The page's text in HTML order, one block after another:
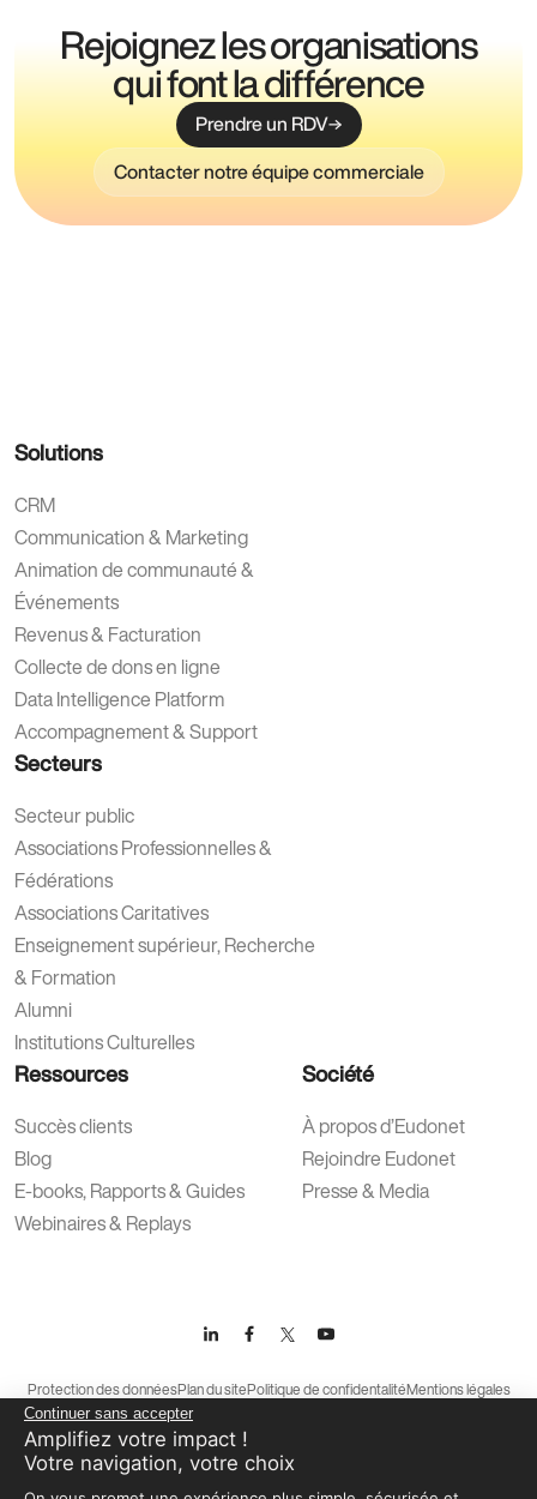
Rejoignez les organisations
qui font la différence
Prendre un RDV
Contacter notre équipe commerciale
Solutions
CRM
Communication & Marketing
Animation de communauté &
Événements
Revenus & Facturation
Collecte de dons en ligne
Data Intelligence Platform
Accompagnement & Support
Secteurs
Secteur public
Associations Professionnelles &
Fédérations
Associations Caritatives
Enseignement supérieur, Recherche
& Formation
Alumni
Institutions Culturelles
Ressources
Succès clients
Blog
E-books, Rapports & Guides
Webinaires & Replays
Société
À propos d’Eudonet
Rejoindre Eudonet
Presse & Media
Protection des donnéesPlan du sitePolitique de confidentalitéMentions légales
Conditions générales d’utilisation
Continuer sans accepter
Amplifiez votre impact !
Votre navigation, votre choix